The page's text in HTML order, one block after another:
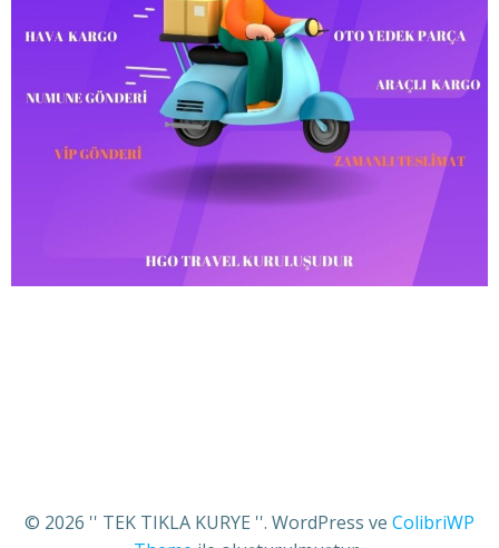
© 2026 '' TEK TIKLA KURYE ''. WordPress ve ColibriWP